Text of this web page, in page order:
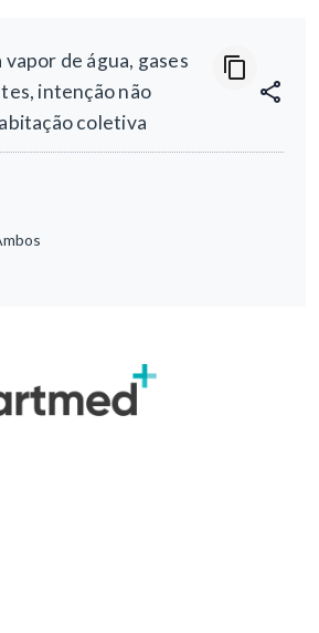
vapor de água, gases
intenção não
coletiva